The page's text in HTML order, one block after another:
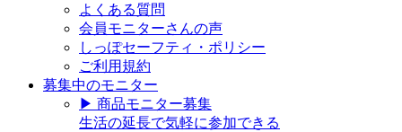
よくある質問
会員モニターさんの声
しっぽセーフティ・ポリシー
ご利用規約
募集中のモニター
▶︎ 商品モニター募集
生活の延長で気軽に参加できる